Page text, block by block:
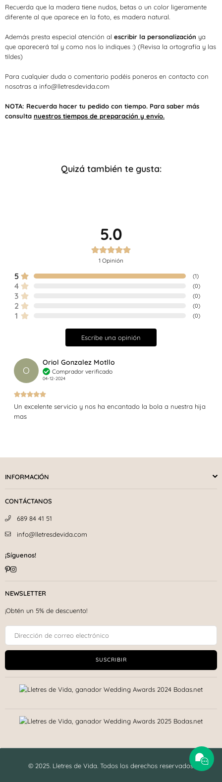
Recuerda que la madera tiene nudos, betas o un color ligeramente
diferente al que aparece en la foto, es madera natural.
Además presta especial atención al escribir la personalización ya
que aparecerá tal y como nos lo indiques :) (Revisa la ortografía y las
tildes)
Para cualquier duda o comentario podéis poneros en contacto con
nosotras a info@lletresdevida.com
NOTA: Recuerda hacer tu pedido con tiempo. Para saber más
consulta nuestros tiempos de preparación y envío.
Quizá también te gusta:
5.0
1 Opinión
5 (1)
4 (0)
3 (0)
2 (0)
1 (0)
Escribe una opinión
O
Oriol Gonzalez Motllo
Comprador verificado
04-12-2024
Un excelente servicio y nos ha encantado la bola a nuestra hija
mas
INFORMACIÓN
CONTÁCTANOS
689 84 41 51
info@lletresdevida.com
¡Síguenos!
Pinterest
Instagram
NEWSLETTER
¡Obtén un 5% de descuento!
SUSCRIBIR
© 2025. Lletres de Vida. Todos los derechos reservados.